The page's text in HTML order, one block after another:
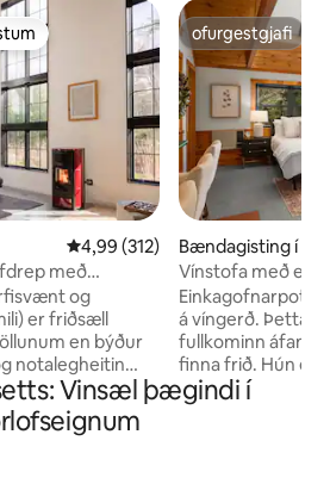
gestum
4,99 af 5 í meðaleinkunn, 312
4,99 (312)
með
og
er friðsæll
en býður
notalegheitin
erum staðsett á
milli Stockbridge,
15 mínútur til
ofurgestgjafi
ofurgestgjafi
Bændagisting í
ver
Vínstofa með
vínsmökkun
á víngerð. Þetta
fullkominn
finna frið. Hún er
og staðsett við
sögulegu
Vinsæl þægindi í